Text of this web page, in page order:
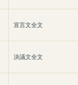
宣言文全文
決議文全文